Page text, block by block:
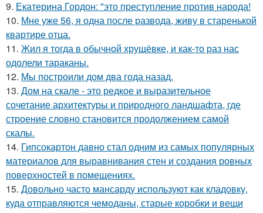
9. Екатерина Гордон: "это преступление против народа!
10. Мне уже 56, я одна после развода, живу в старенькой
квартире отца.
11. Жил я тогда в обычной хрущёвке, и как-то раз нас
одолели тараканы.
12. Мы построили дом два года назад.
13. Дом на скале - это редкое и выразительное
сочетание архитектуры и природного ландшафта, где
строение словно становится продолжением самой
скалы.
14. Гипсокартон давно стал одним из самых популярных
материалов для выравнивания стен и создания ровных
поверхностей в помещениях.
15. Довольно часто мансарду используют как кладовку,
куда отправляются чемоданы, старые коробки и вещи